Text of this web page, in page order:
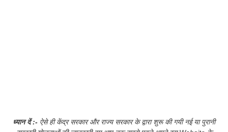
ध्यान दें :- ऐसे ही केंद्र सरकार और राज्य सरकार के द्वारा शुरू की गयी नई या पुरानी